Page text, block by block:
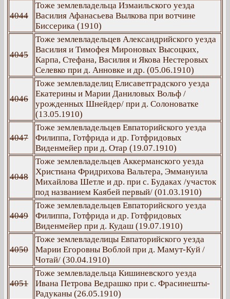
4044
Тоже землевладельца Измаильского уезда
Василия Афанасьева Вылкова при вотчине
Биссерика (1910)
4045
Тоже землевладельцев Александрийского уезда
Василия и Тимофея Мироновых Высоцких,
Карпа, Стефана, Василия и Якова Нестеровых
Селевко при д. Анновке и др. (05.06.1910)
4046
Тоже землевладелиц Елисаветградского уезда
Екатерины и Марии Даниловых Вольф /
урожденных Шнейдер/ при д. Солоноватке
(13.05.1910)
4047
Тоже землевладельцев Евпаторийского уезда
Филиппа, Готфрида и др. Готфридовых
Виденмейер при д. Отар (19.07.1910)
4048
Тоже землевладельцев Аккерманского уезда
Христиана Фридрихова Вальтера, Эммануила
Михайлова Шетле и др. при с. Будаках /участок
под названием Каябей первый/ (01.03.1910)
4049
Тоже землевладельцев Евпаторийского уезда
Филиппа, Готфрида и др. Готфридовых
Виденмейер при д. Кудаш (19.07.1910)
4050
Тоже землевладелицы Евпаторийского уезда
Марии Егоровны Воблой при д. Мамут-Куй /
Чотай/ (30.04.1910)
4051
Тоже землевладельца Кишиневского уезда
Ивана Петрова Ведрашко при с. Фрасинешты-
Радуканы (26.05.1910)